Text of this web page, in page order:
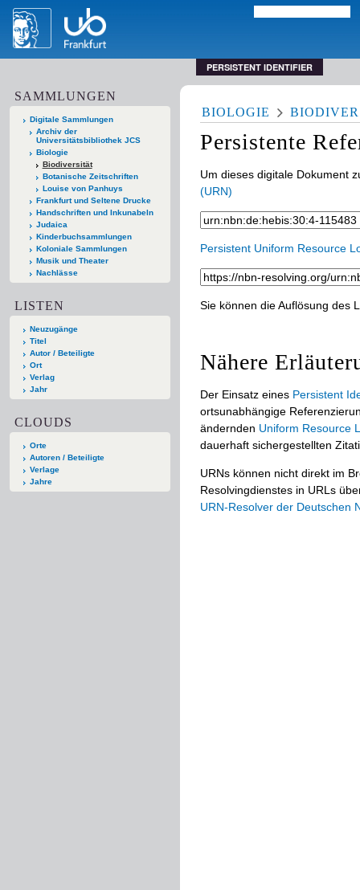
PERSISTENT IDENTIFIER
SAMMLUNGEN
Digitale Sammlungen
Archiv der
Universitätsbibliothek JCS
Biologie
Biodiversität
Botanische Zeitschriften
Louise von Panhuys
Frankfurt und Seltene Drucke
Handschriften und Inkunabeln
Judaica
Kinderbuchsammlungen
Koloniale Sammlungen
Musik und Theater
Nachlässe
LISTEN
Neuzugänge
Titel
Autor / Beteiligte
Ort
Verlag
Jahr
CLOUDS
Orte
Autoren / Beteiligte
Verlage
Jahre
BIOLOGIE
Persistente
Um dieses digitale Dokument
(URN)
Persistent Uniform Resource
Sie können die Auflösung des
Nähere
Der Einsatz eines Persistent
ortsunabhängige
ändernden Uniform Resource
dauerhaft sichergestellten
URNs können nicht direkt im
Resolvingdienstes in URLs
URN-Resolver der Deutschen